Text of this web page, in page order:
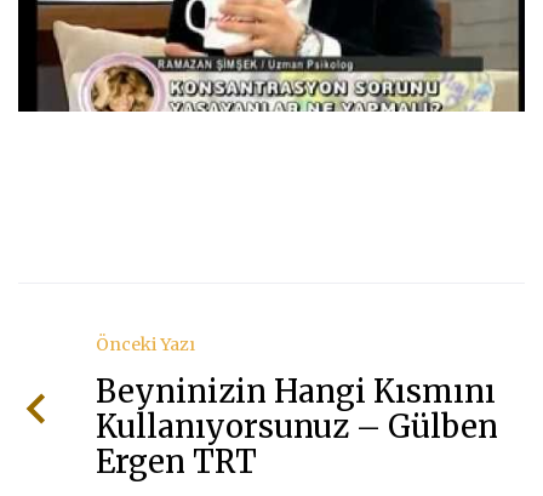
Önceki Yazı
Beyninizin Hangi Kısmını
Kullanıyorsunuz – Gülben
Ergen TRT